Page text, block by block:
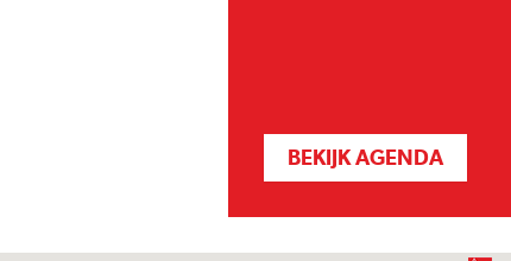
BEKIJK AGENDA